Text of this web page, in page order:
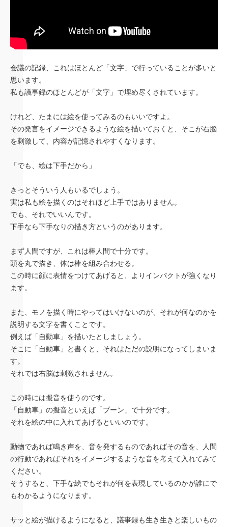
会議の記録、これはほとんど「文字」で行っていることが多いと
思います。
私も議事録のほとんどが「文字」で埋め尽くされています。
けれど、たまには絵を使ってみるのもいいですよ。
その発言をイメージできるような絵を描いておくと、そこが右脳
を刺激して、内容が記憶されやすくなります。
「でも、絵は下手だから」
きっとそういう人もいるでしょう。
実は私も絵を描くのはそれほど上手ではありません。
でも、それでいいんです。
下手なら下手なりの描き方というのがあります。
まず人間ですが、これは棒人間で十分です。
頭を丸で描き、体は棒を組み合わせる。
この時に顔に表情をつけてあげると、よりインパクトが強くなり
ます。
また、モノを描く時にやってはいけないのが、それが何なのかを
説明する文字を書くことです。
例えば「自動車」を描いたとしましょう。
そこに「自動車」と書くと、それはただの説明になってしまいま
す。
それでは右脳は刺激されません。
この時には擬音を使うのです。
「自動車」の擬音といえば「ブーン」で十分です。
それを絵の中に入れてあげるといいのです。
動物であれば鳴き声を、音を発するものであればその音を、人間
の行動であればそれをイメージするような音を考えて入れてみて
ください。
そうすると、下手な絵でもそれが何を表現しているのかが誰にで
もわかるようになります。
サッと絵が描けるようになると、議事録も生き生きと楽しいもの